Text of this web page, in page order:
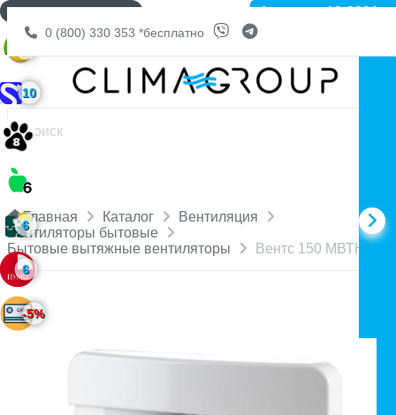
0 (800) 330 353 *бесплатно
Главная Каталог
Вентиляция
Вентиляторы бытовые
Бытовые вытяжные вентиляторы
Вентс 150 МВТН К
Артикул: 10-3831
ДОСТАВКА БЕСПЛАТНО
10
6
6
-5%